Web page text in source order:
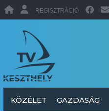
REGISZTRÁCIÓ
KÖZÉLET GAZDASÁG